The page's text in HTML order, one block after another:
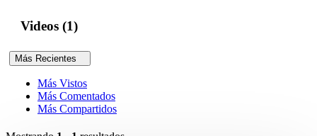
Videos (1)
Más Recientes
Más Vistos
Más Comentados
Más Compartidos